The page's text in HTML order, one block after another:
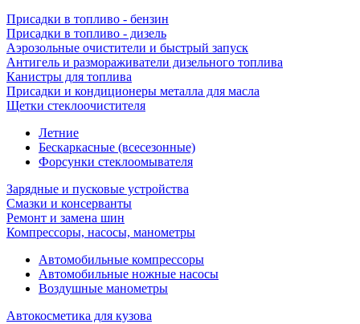
Присадки в топливо - бензин
Присадки в топливо - дизель
Аэрозольные очистители и быстрый запуск
Антигель и размораживатели дизельного топлива
Канистры для топлива
Присадки и кондиционеры металла для масла
Щетки стеклоочистителя
Летние
Бескаркасные (всесезонные)
Форсунки стеклоомывателя
Зарядные и пусковые устройства
Смазки и консерванты
Ремонт и замена шин
Компрессоры, насосы, манометры
Автомобильные компрессоры
Автомобильные ножные насосы
Воздушные манометры
Автокосметика для кузова